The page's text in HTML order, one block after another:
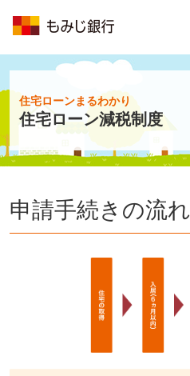
住宅ローンまるわかり
住宅ローン減税制度
申請手続きの流れ